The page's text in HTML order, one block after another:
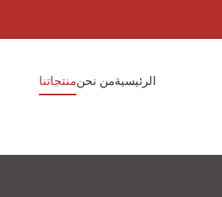
الرئيسيةمن نحنمنتجاتنا